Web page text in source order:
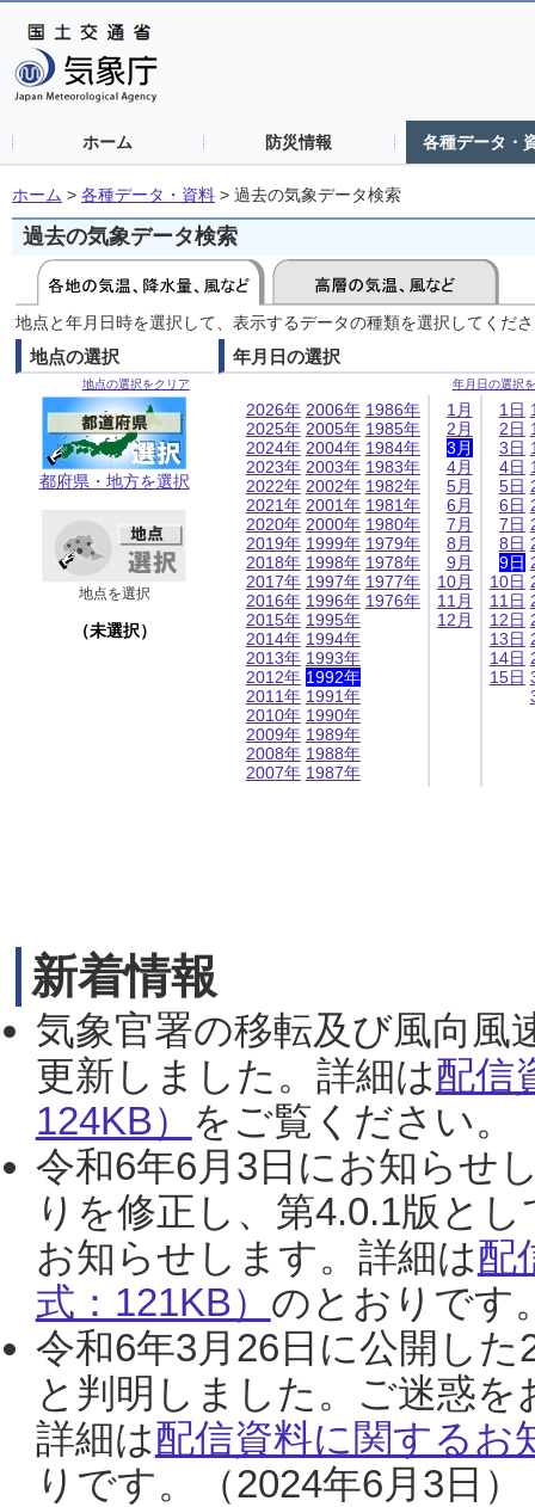
ホーム 防災情報 各種データ・
ホーム > 各種データ・資料 > 過去の気象データ検索
過去の気象データ検索
地点と年月日時を選択して、表示するデータの種類を選択してくだ
地点の選択
地点の選択をクリア
都府県・地方を選択
地点を選択
（未選択）
年月日の選択
年月日の選択
2026年
2025年
2024年
2023年
2022年
2021年
2020年
2019年
2018年
2017年
2016年
2015年
2014年
2013年
2012年
2011年
2010年
2009年
2008年
2007年
2006年
2005年
2004年
2003年
2002年
2001年
2000年
1999年
1998年
1997年
1996年
1995年
1994年
1993年
1992年
1991年
1990年
1989年
1988年
1987年
1986年
1985年
1984年
1983年
1982年
1981年
1980年
1979年
1978年
1977年
1976年
1月
2月
3月
4月
5月
6月
7月
8月
9月
10月
11月
12月
1日
2日
3日
4日
5日
6日
7日
8日
9日
10日
11日
12日
13日
14日
15日
新着情報
気象官署の移転及び風向風
更新しました。詳細は配信
124KB） をご覧ください。
令和6年6月3日にお知らせ
りを修正し、第4.0.1版と
お知らせします。詳細は配
式：121KB） のとおりです
令和6年3月26日に公開し
と判明しました。ご迷惑
詳細は配信資料に関するお
りです。（2024年6月3日）